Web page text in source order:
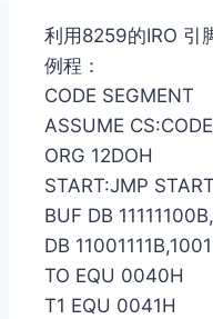
利用8259的IRO 引
例程：
CODE SEGMENT
ASSUME CS:CODE
ORG 12DOH
START:JMP
BUF DB
DB
TO EQU 0040H
T1 EQU 0041H